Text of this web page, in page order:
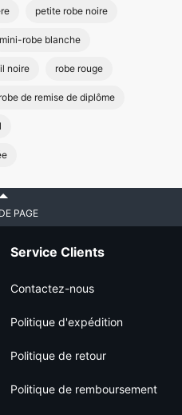
petite robe noire
mini-robe blanche
noire robe rouge
robe de remise de diplôme
PAGE
Service Clients
Contactez-nous
Politique d'expédition
Politique de retour
Politique de remboursement